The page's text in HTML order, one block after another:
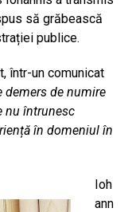
să grăbească
publice.
într-un comunicat
demers de numire
nu întrunesc
în domeniul în
Ioh
ann